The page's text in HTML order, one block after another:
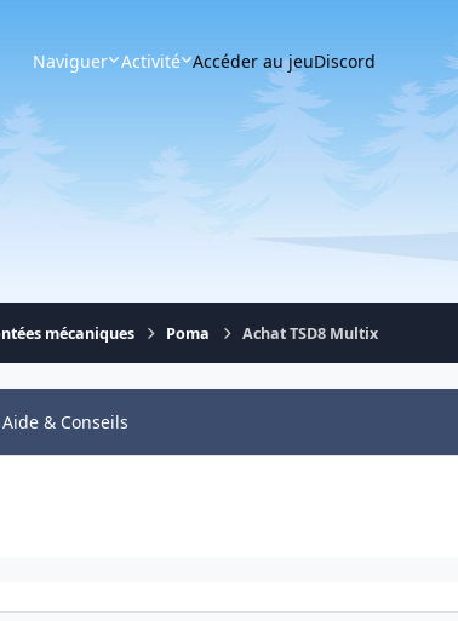
Naviguer Activité Accéder au jeuDiscord
mécaniques Poma Achat TSD8 Multix
& Conseils